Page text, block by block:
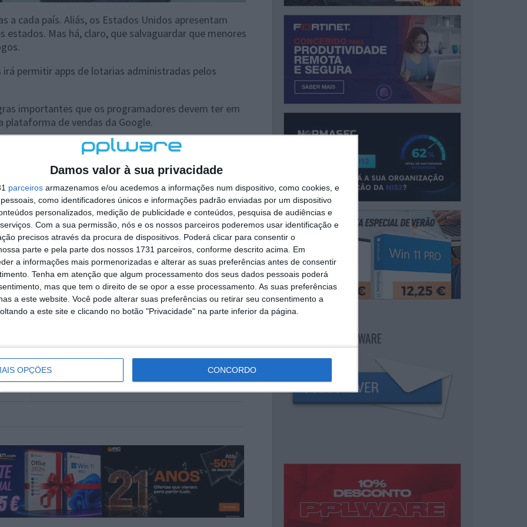
Damos valor à sua privacidade
parceiros armazenamos e/ou acedemos a informações num dispositivo, como cookies, e
como identificadores únicos e informações padrão enviadas por um dispositivo
personalizados, medição de publicidade e conteúdos, pesquisa de audiências e
Com a sua permissão, nós e os nossos parceiros poderemos usar identificação e
precisos através da procura de dispositivos. Poderá clicar para consentir o
parte e pela parte dos nossos 1731 parceiros, conforme descrito acima. Em
a informações mais pormenorizadas e alterar as suas preferências antes de consentir
Tenha em atenção que algum processamento dos seus dados pessoais poderá
mas que tem o direito de se opor a esse processamento. As suas preferências
a este website. Você pode alterar suas preferências ou retirar seu consentimento a
a este site e clicando no botão "Privacidade" na parte inferior da página.
OPÇÕES CONCORDO
a cada país. Aliás, os Estados Unidos apresentam
Mas há, claro, que salvaguardar que menores
irá permitir apps de lotarias administradas pelos
importantes que os programadores devem ter em
plataforma de vendas da Google.
no Google Notícias
Autor:Maria Inês Coelho
azar sorteios
PRÓXIMO ARTIGO
carrega smartphones a 1 metro de distância
NEWSLETTER PPLWARE